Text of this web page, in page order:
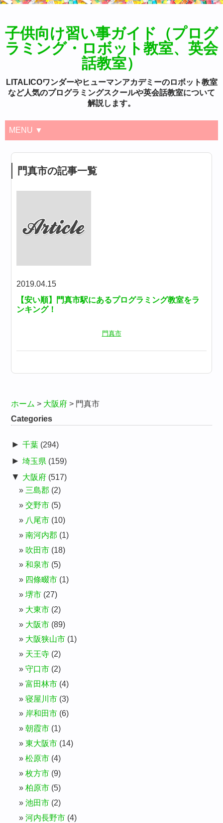
子供向け習い事ガイド（プログ
ラミング・ロボット教室、英会
話教室）
LITALICOワンダーやヒューマンアカデミーのロボット教室
など人気のプログラミングスクールや英会話教室について
解説します。
MENU ▼
門真市の記事一覧
2019.04.15
【安い順】門真市駅にあるプログラミング教室をラ
ンキング！
門真市
ホーム > 大阪府 > 門真市
Categories
► 千葉 (294)
► 埼玉県 (159)
▼ 大阪府 (517)
三島郡 (2)
交野市 (5)
八尾市 (10)
南河内郡 (1)
吹田市 (18)
和泉市 (5)
四條畷市 (1)
堺市 (27)
大東市 (2)
大阪市 (89)
大阪狭山市 (1)
天王寺 (2)
守口市 (2)
富田林市 (4)
寝屋川市 (3)
岸和田市 (6)
朝霞市 (1)
東大阪市 (14)
松原市 (4)
枚方市 (9)
柏原市 (5)
池田市 (2)
河内長野市 (4)